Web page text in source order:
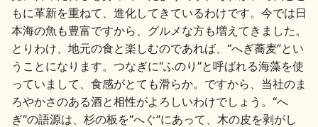
もに革新を重ねて、進化してきているわけです。今では日
本海の魚も豊富ですから、グルメな方も増えてきました。
とりわけ、地元の食と楽しむのであれば、“へぎ蕎麦”とい
うことになります。つなぎに“ふのり”と呼ばれる海藻を使
っていまして、食感がとても滑らか。ですから、当社のま
ろやかさのある酒と相性がよろしいわけでしょう。“へ
ぎ”の語源は、杉の板を“へぐ”にあって、木の皮を剥がし